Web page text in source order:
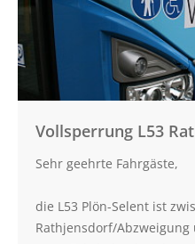
Wankendorf-
Perdoel
Vollsperrung L53
Sehr geehrte Fahrgäste,
die L53 Plön-Selent ist
Rathjensdorf/